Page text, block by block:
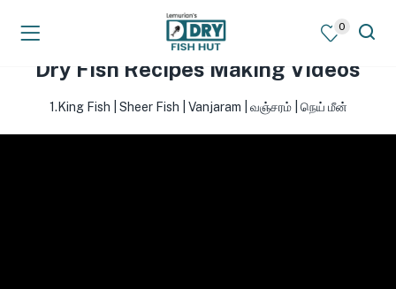
0
Dry Fish Recipes Making Videos
1.King Fish | Sheer Fish | Vanjaram | வஞ்சரம் | நெய் மீன்